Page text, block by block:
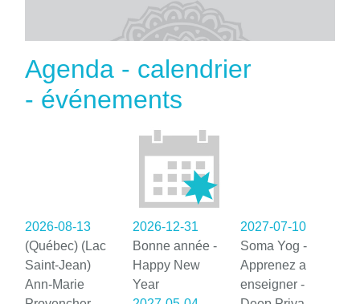
Agenda - calendrier
- événements
2026-08-13
(Québec) (Lac
Saint-Jean)
Ann-Marie
2026-12-31
Bonne année -
Happy New
Year
2027-07-10
Soma Yog -
Apprenez a
enseigner -